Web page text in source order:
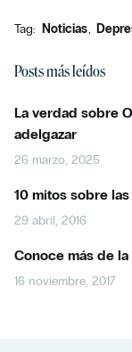
Tag: Noticias
Posts más leídos
La verdad sobre
adelgazar
26 marzo, 2025
10 mitos sobre
29 abril, 2016
Conoce más de
16 noviembre, 2017